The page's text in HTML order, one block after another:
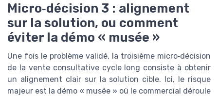
Micro‑décision 3 : alignement
sur la solution, ou comment
éviter la démo « musée »
Une fois le problème validé, la troisième micro‑décision
de la vente consultative cycle long consiste à obtenir
un alignement clair sur la solution cible. Ici, le risque
majeur est la démo « musée » où le commercial déroule